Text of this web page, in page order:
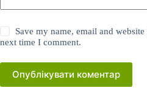
Save my name, email and
next time I comment.
Опублікувати коментар